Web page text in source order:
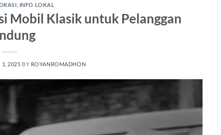
INFO LOKAL
Mobil Klasik untuk Pelanggan
1, 2025 BY ROYANROMADHON